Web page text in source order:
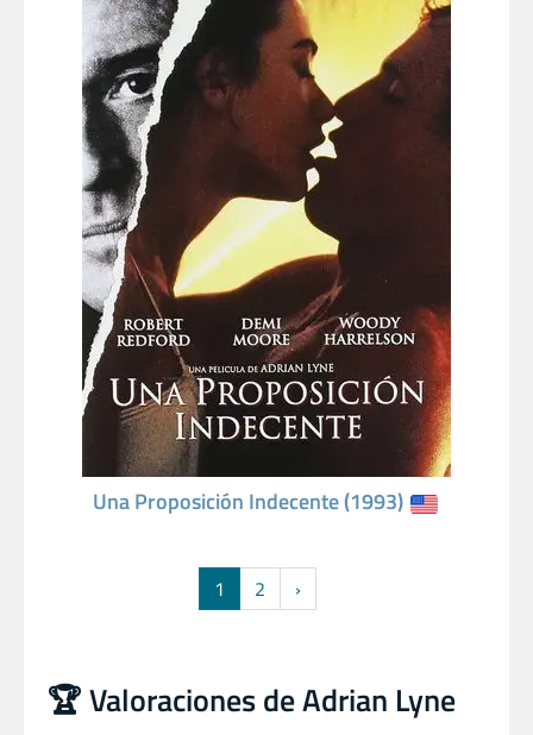
Una Proposición Indecente (1993)
1 2 ›
🏆 Valoraciones de Adrian Lyne